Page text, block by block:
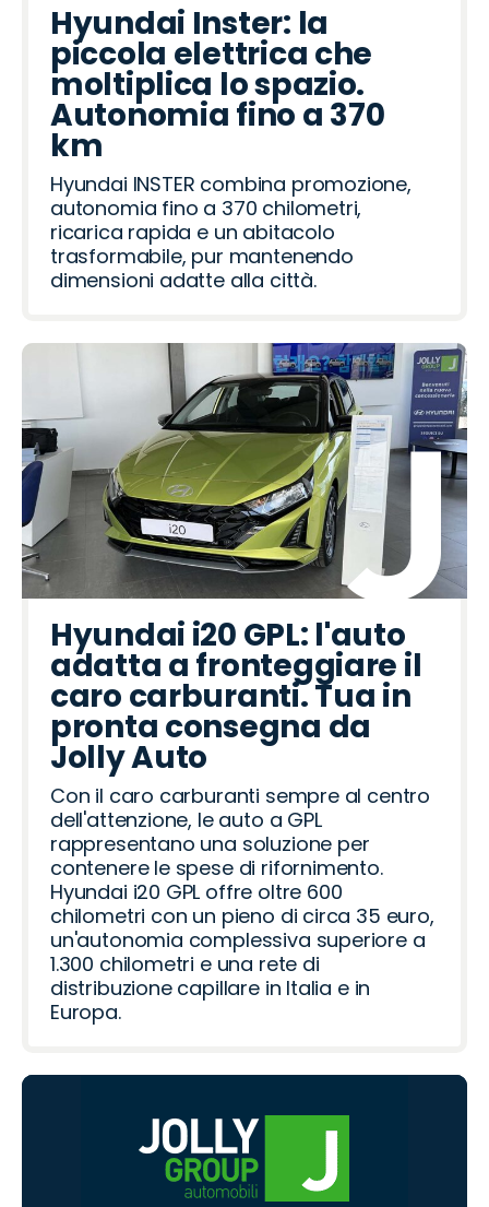
Hyundai Inster: la
piccola elettrica che
moltiplica lo spazio.
Autonomia fino a 370
km
Hyundai INSTER combina promozione,
autonomia fino a 370 chilometri,
ricarica rapida e un abitacolo
trasformabile, pur mantenendo
dimensioni adatte alla città.
Hyundai i20 GPL: l'auto
adatta a fronteggiare il
caro carburanti. Tua in
pronta consegna da
Jolly Auto
Con il caro carburanti sempre al centro
dell'attenzione, le auto a GPL
rappresentano una soluzione per
contenere le spese di rifornimento.
Hyundai i20 GPL offre oltre 600
chilometri con un pieno di circa 35 euro,
un'autonomia complessiva superiore a
1.300 chilometri e una rete di
distribuzione capillare in Italia e in
Europa.